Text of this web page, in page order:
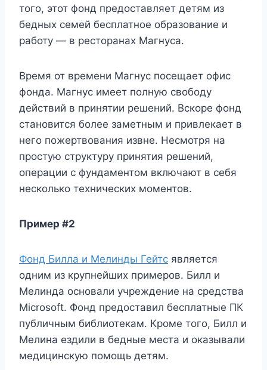
того, этот фонд предоставляет детям из
бедных семей бесплатное образование и
работу — в ресторанах Магнуса.
Время от времени Магнус посещает офис
фонда. Магнус имеет полную свободу
действий в принятии решений. Вскоре фонд
становится более заметным и привлекает в
него пожертвования извне. Несмотря на
простую структуру принятия решений,
операции с фундаментом включают в себя
несколько технических моментов.
Пример #2
Фонд Билла и Мелинды Гейтс является
одним из крупнейших примеров. Билл и
Мелинда основали учреждение на средства
Microsoft. Фонд предоставил бесплатные ПК
публичным библиотекам. Кроме того, Билл и
Мелина ездили в бедные места и оказывали
медицинскую помощь детям.